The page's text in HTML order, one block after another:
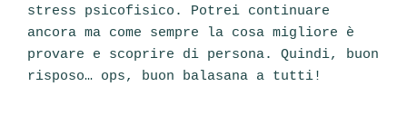
stress psicofisico. Potrei continuare
ancora ma come sempre la cosa migliore è
provare e scoprire di persona. Quindi, buon
risposo… ops, buon balasana a tutti!